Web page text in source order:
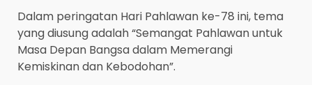
Dalam peringatan Hari Pahlawan ke-78 ini, tema
yang diusung adalah “Semangat Pahlawan untuk
Masa Depan Bangsa dalam Memerangi
Kemiskinan dan Kebodohan”.